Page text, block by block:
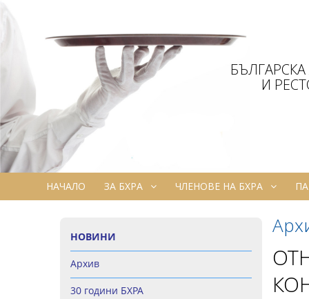
И
НАЧАЛО ЗА БХРА ЧЛЕНОВЕ НА БХРА
НОВИНИ
Архив
30 години БХРА